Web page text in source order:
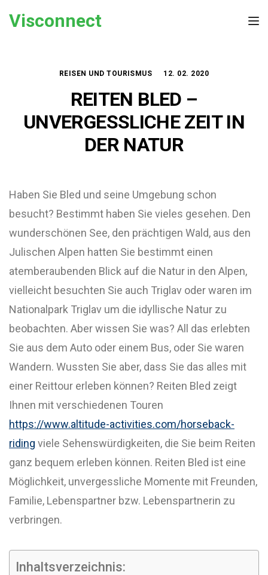
Visconnect
REISEN UND TOURISMUS 12. 02. 2020
REITEN BLED –
UNVERGESSLICHE ZEIT IN
DER NATUR
Haben Sie Bled und seine Umgebung schon
besucht? Bestimmt haben Sie vieles gesehen. Den
wunderschönen See, den prächtigen Wald, aus den
Julischen Alpen hatten Sie bestimmt einen
atemberaubenden Blick auf die Natur in den Alpen,
vielleicht besuchten Sie auch Triglav oder waren im
Nationalpark Triglav um die idyllische Natur zu
beobachten. Aber wissen Sie was? All das erlebten
Sie aus dem Auto oder einem Bus, oder Sie waren
Wandern. Wussten Sie aber, dass Sie das alles mit
einer Reittour erleben können? Reiten Bled zeigt
Ihnen mit verschiedenen Touren
https://www.altitude-activities.com/horseback-
riding viele Sehenswürdigkeiten, die Sie beim Reiten
ganz bequem erleben können. Reiten Bled ist eine
Möglichkeit, unvergessliche Momente mit Freunden,
Familie, Lebenspartner bzw. Lebenspartnerin zu
verbringen.
Inhaltsverzeichnis: